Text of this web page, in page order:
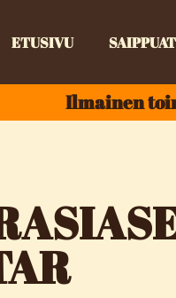
ETUSIVU SAIPPUAT
Ilmainen